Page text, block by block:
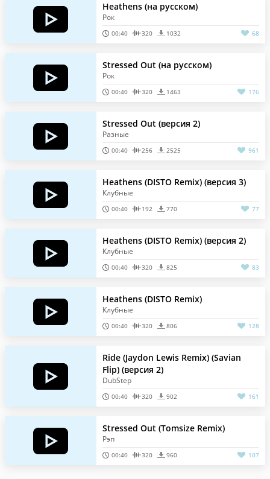
Heathens (на русском)
Рок
00:40 320 1032 68
Stressed Out (на русском)
Рок
00:40 320 1463 176
Stressed Out (версия 2)
Разные
00:40 256 2525 961
Heathens (DISTO Remix) (версия 3)
Клубные
00:40 192 770 77
Heathens (DISTO Remix) (версия 2)
Клубные
00:40 320 825 83
Heathens (DISTO Remix)
Клубные
00:40 320 806 128
Ride (Jaydon Lewis Remix) (Savian
Flip) (версия 2)
DubStep
00:40 320 902 161
Stressed Out (Tomsize Remix)
Рэп
00:40 320 960 107